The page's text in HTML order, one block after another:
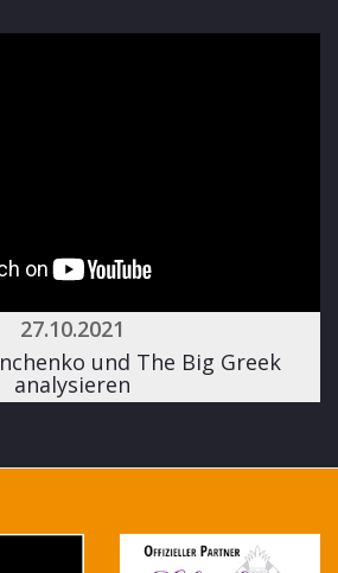
27.10.2021
und The Big Greek
analysieren